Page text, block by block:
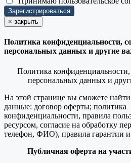
× закрыть
Политика конфиденциальности,
персональных данных и другие
Политика конфиденциальности,
персональных данных и
На этой странице вы сможете
данные: договор оферты; политика
конфиденциальности, правила
ресурсом, согласие на обработку
телефон, ФИО), правила гарантии и
Публичная оферта на